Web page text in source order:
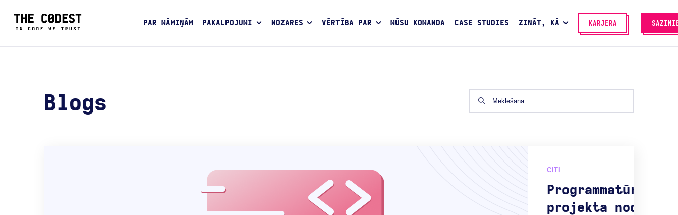
PAR MĀMIŅĀM PAKALPOJUMI NOZARES VĒRTĪBA PAR MŪSU KOMANDA CASE STUDIES ZINĀT, KĀ KARJERA
Blogs
CITI
Programmatūras
projekta